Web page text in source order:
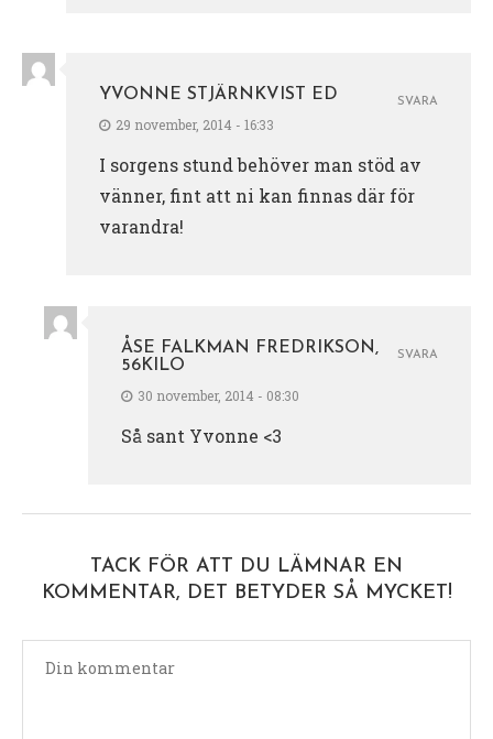
YVONNE STJÄRNKVIST ED
29 november, 2014 - 16:33
I sorgens stund behöver man stöd av
vänner, fint att ni kan finnas där för
varandra!
SVARA
ÅSE FALKMAN FREDRIKSON,
56KILO
30 november, 2014 - 08:30
Så sant Yvonne <3
SVARA
TACK FÖR ATT DU LÄMNAR EN
KOMMENTAR, DET BETYDER SÅ MYCKET!